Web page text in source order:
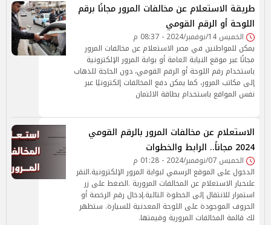
طريقة الاستعلام عن مخالفات المرور مجانًا برقم
اللوحة أو الرقم القومي
الخميس 14/نوفمبر/2024 - 08:37 م
يمكن للمواطنين في مصر الاستعلام عن مخالفات المرور
مجانًا عبر موقع النيابة العامة أو بوابة المرور الإلكترونية
باستخدام رقم اللوحة أو الرقم القومي، دون الحاجة للذهاب
إلى مكاتب المرور، كما يمكن دفع المخالفات إلكترونيًا عبر
نفس المواقع باستخدام بطاقة الائتمان
الاستعلام عن مخالفات المرور بالرقم القومي
2024 مجاناً.. الرابط والخطوات
الخميس 07/نوفمبر/2024 - 01:28 م
الدخول على الموقع الرسمي لبوابة المرور الإلكترونية.النقر
علىخيار الاستعلام عن المخالفات المرورية .الضغط على زر
استمرار للانتقال إلى الخطوة التالية.إدخال رقم الرخصة أو
الحروف الموجودة على اللوحة المعدنية للسيارة. ستظهر
لك قائمة المخالفات المرورية وقيمتها.